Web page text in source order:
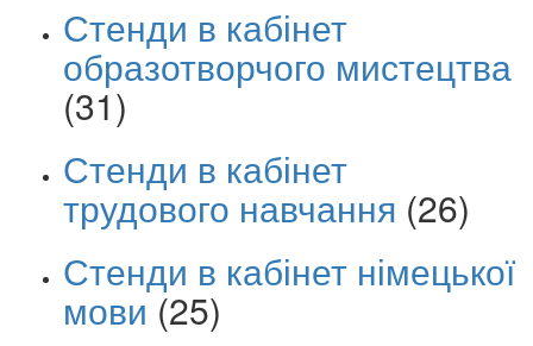
Стенди в кабінет
образотворчого мистецтва
(31)
Стенди в кабінет
трудового навчання (26)
Стенди в кабінет німецької
мови (25)